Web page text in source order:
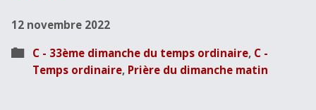
12 novembre 2022
C - 33ème dimanche du temps ordinaire, C -
Temps ordinaire, Prière du dimanche matin